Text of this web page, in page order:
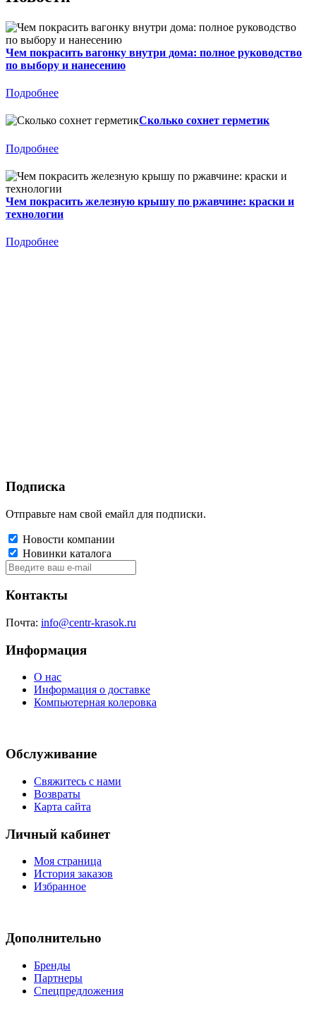
Чем покрасить вагонку внутри дома: полное руководство
по выбору и нанесению
Подробнее
Сколько сохнет герметик
Подробнее
Чем покрасить железную крышу по ржавчине: краски и
технологии
Подробнее
Подписка
Отправьте нам свой емайл для подписки.
Новости компании
Новинки каталога
Контакты
Почта: info@centr-krasok.ru
Информация
О нас
Информация о доставке
Компьютерная колеровка
Обслуживание
Свяжитесь с нами
Возвраты
Карта сайта
Личный кабинет
Моя страница
История заказов
Избранное
Дополнительно
Бренды
Партнеры
Спецпредложения